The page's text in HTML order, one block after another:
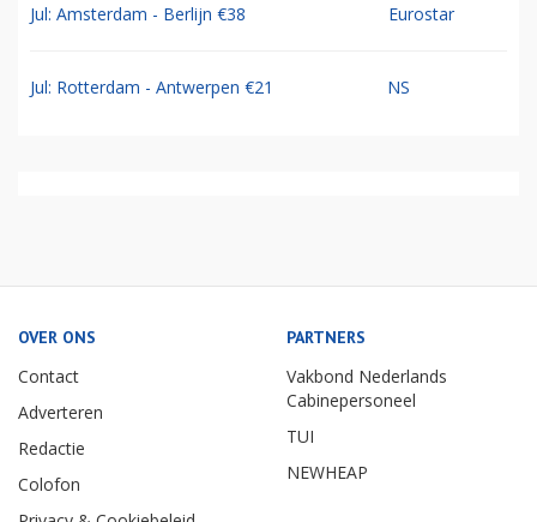
Jul: Amsterdam - Berlijn €38 Eurostar
Jul: Rotterdam - Antwerpen €21 NS
OVER ONS
Contact
Adverteren
Redactie
Colofon
PARTNERS
Vakbond Nederlands
Cabinepersoneel
TUI
NEWHEAP